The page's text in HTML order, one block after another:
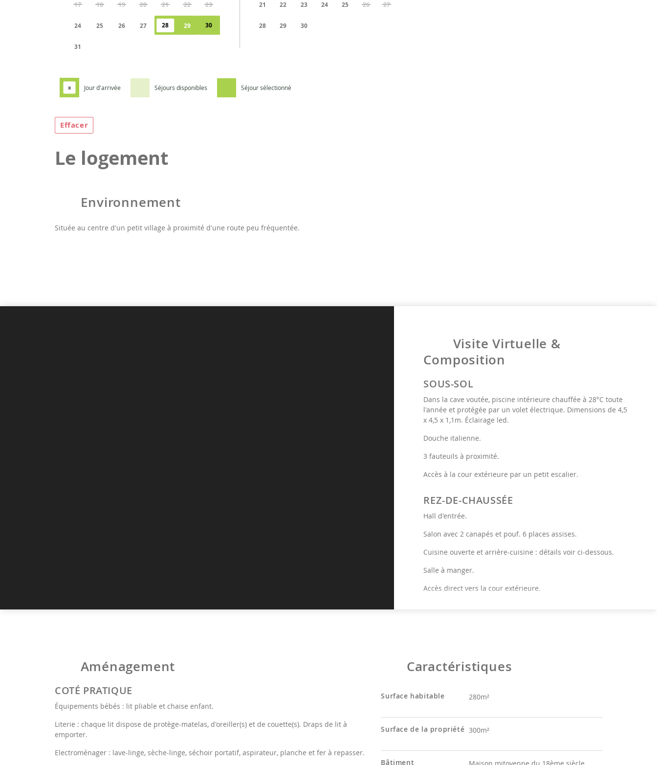
17 18 19 20 21 22 23
24 25 26 27 28 29 30
31
21 22 23 24 25 26 27
28 29 30
x Jour d'arrivée Séjours disponibles Séjour sélectionné
Effacer
Le logement
Environnement
Située au centre d'un petit village à proximité d'une route peu fréquentée.
Visite Virtuelle &
Composition
SOUS-SOL
Dans la cave voutée, piscine intérieure chauffée à 28°C toute
l'année et protégée par un volet électrique. Dimensions de 4,5
x 4,5 x 1,1m. Éclairage led.
Douche italienne.
3 fauteuils à proximité.
Accès à la cour extérieure par un petit escalier.
REZ-DE-CHAUSSÉE
Hall d'entrée.
Salon avec 2 canapés et pouf. 6 places assises.
Cuisine ouverte et arrière-cuisine : détails voir ci-dessous.
Salle à manger.
Accès direct vers la cour extérieure.
2ème entresol avec petite pièce de jeux et toilette
1ER ÉTAGE
Palier.
1ère chambre à coucher avec lit double (180 x 200cm). Garde-
Aménagement
COTÉ PRATIQUE
Équipements bébés : lit pliable et chaise enfant.
Literie : chaque lit dispose de protège-matelas, d'oreiller(s) et de couette(s). Draps de lit à
emporter.
Electroménager : lave-linge, sèche-linge, séchoir portatif, aspirateur, planche et fer à repasser.
Caractéristiques
Surface habitable 280m²
Surface de la propriété 300m²
Bâtiment